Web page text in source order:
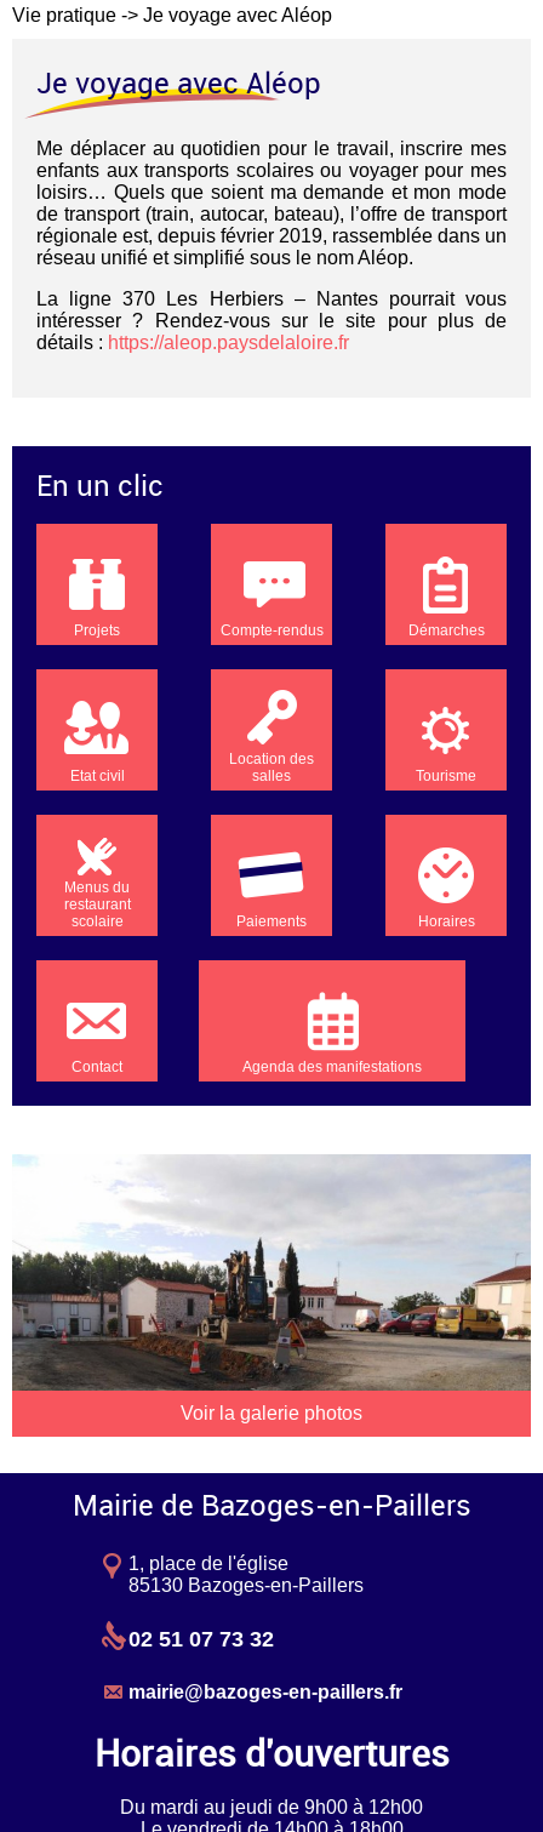
Vie pratique -> Je voyage avec Aléop
Je voyage avec Aléop
Me déplacer au quotidien pour le travail, inscrire mes
enfants aux transports scolaires ou voyager pour mes
loisirs… Quels que soient ma demande et mon mode
de transport (train, autocar, bateau), l’offre de transport
régionale est, depuis février 2019, rassemblée dans un
réseau unifié et simplifié sous le nom Aléop.
La ligne 370 Les Herbiers – Nantes pourrait vous
intéresser ? Rendez-vous sur le site pour plus de
détails : https://aleop.paysdelaloire.fr
En un clic
Projets Compte-rendus Démarches
Etat civil
Location des
salles
Tourisme
Menus du
restaurant
scolaire
Paiements Horaires
Contact Agenda des manifestations
Voir la galerie photos
Mairie de Bazoges-en-Paillers
1, place de l'église
85130 Bazoges-en-Paillers
02 51 07 73 32
mairie@bazoges-en-paillers.fr
Horaires d'ouvertures
Du mardi au jeudi de 9h00 à 12h00